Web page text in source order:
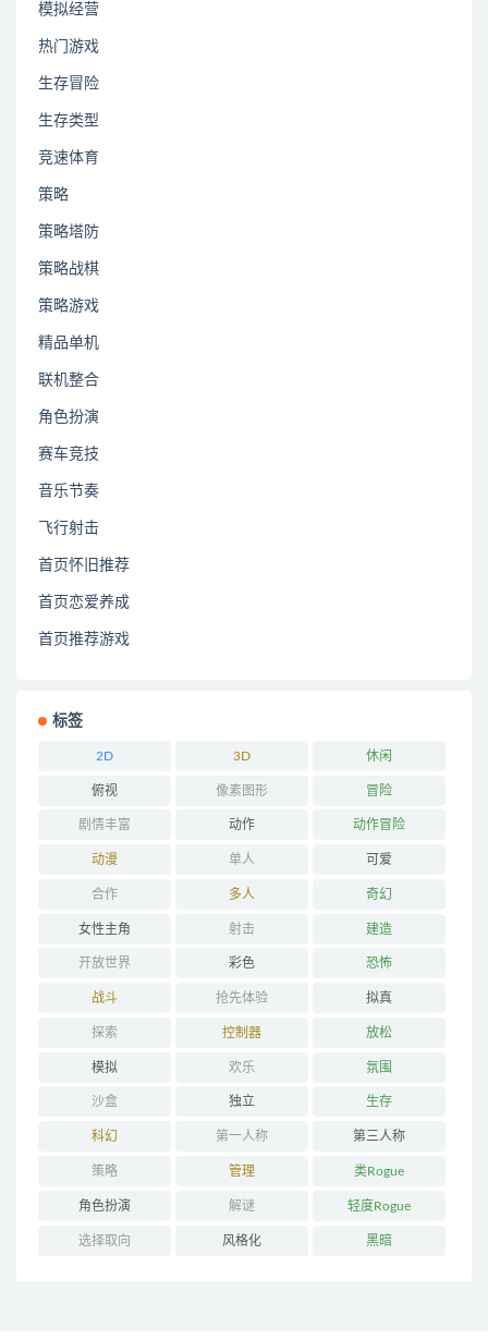
模拟经营
热门游戏
生存冒险
生存类型
竞速体育
策略
策略塔防
策略战棋
策略游戏
精品单机
联机整合
角色扮演
赛车竞技
音乐节奏
飞行射击
首页怀旧推荐
首页恋爱养成
首页推荐游戏
标签
2D 3D 休闲
俯视 像素图形 冒险
剧情丰富 动作 动作冒险
动漫 单人 可爱
合作 多人 奇幻
女性主角 射击 建造
开放世界 彩色 恐怖
战斗 抢先体验 拟真
探索 控制器 放松
模拟 欢乐 氛围
沙盒 独立 生存
科幻 第一人称 第三人称
策略 管理 类Rogue
角色扮演 解谜 轻度Rogue
选择取向 风格化 黑暗